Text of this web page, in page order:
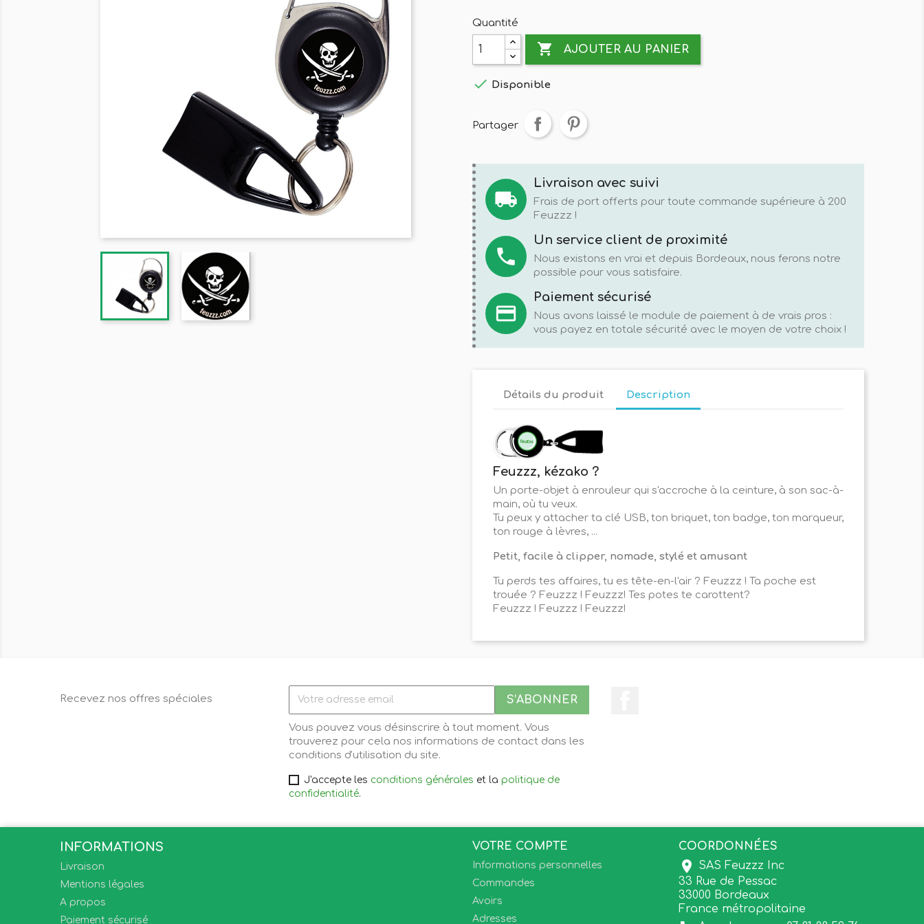
Quantité
 AJOUTER AU PANIER
 Disponible
Partager
local_shipping
Livraison avec suivi
Frais de port offerts pour toute commande supérieure à 200
Feuzzz !
local_phone
Un service client de proximité
Nous existons en vrai et depuis Bordeaux, nous ferons notre
possible pour vous satisfaire.
credit_card
Paiement sécurisé
Nous avons laissé le module de paiement à de vrais pros :
vous payez en totale sécurité avec le moyen de votre choix !
Détails du produit Description
Feuzzz, kézako ?
Un porte-objet à enrouleur qui s'accroche à la ceinture, à son sac-à-
main, où tu veux.
Tu peux y attacher ta clé USB, ton briquet, ton badge, ton marqueur,
ton rouge à lèvres, ...
Petit, facile à clipper, nomade, stylé et amusant
Tu perds tes affaires, tu es tête-en-l'air ? Feuzzz ! Ta poche est
trouée ? Feuzzz ! Feuzzz! Tes potes te carottent?
Feuzzz ! Feuzzz ! Feuzzz!
Recevez nos offres spéciales
Vous pouvez vous désinscrire à tout moment. Vous
trouverez pour cela nos informations de contact dans les
conditions d'utilisation du site.
J'accepte les conditions générales et la politique de
confidentialité.
INFORMATIONS
Livraison
Mentions légales
A propos
Paiement sécurisé
VOTRE COMPTE
Informations personnelles
Commandes
Avoirs
Adresses
COORDONNÉES
location_on
SAS Feuzzz Inc
33 Rue de Pessac
33000 Bordeaux
France métropolitaine